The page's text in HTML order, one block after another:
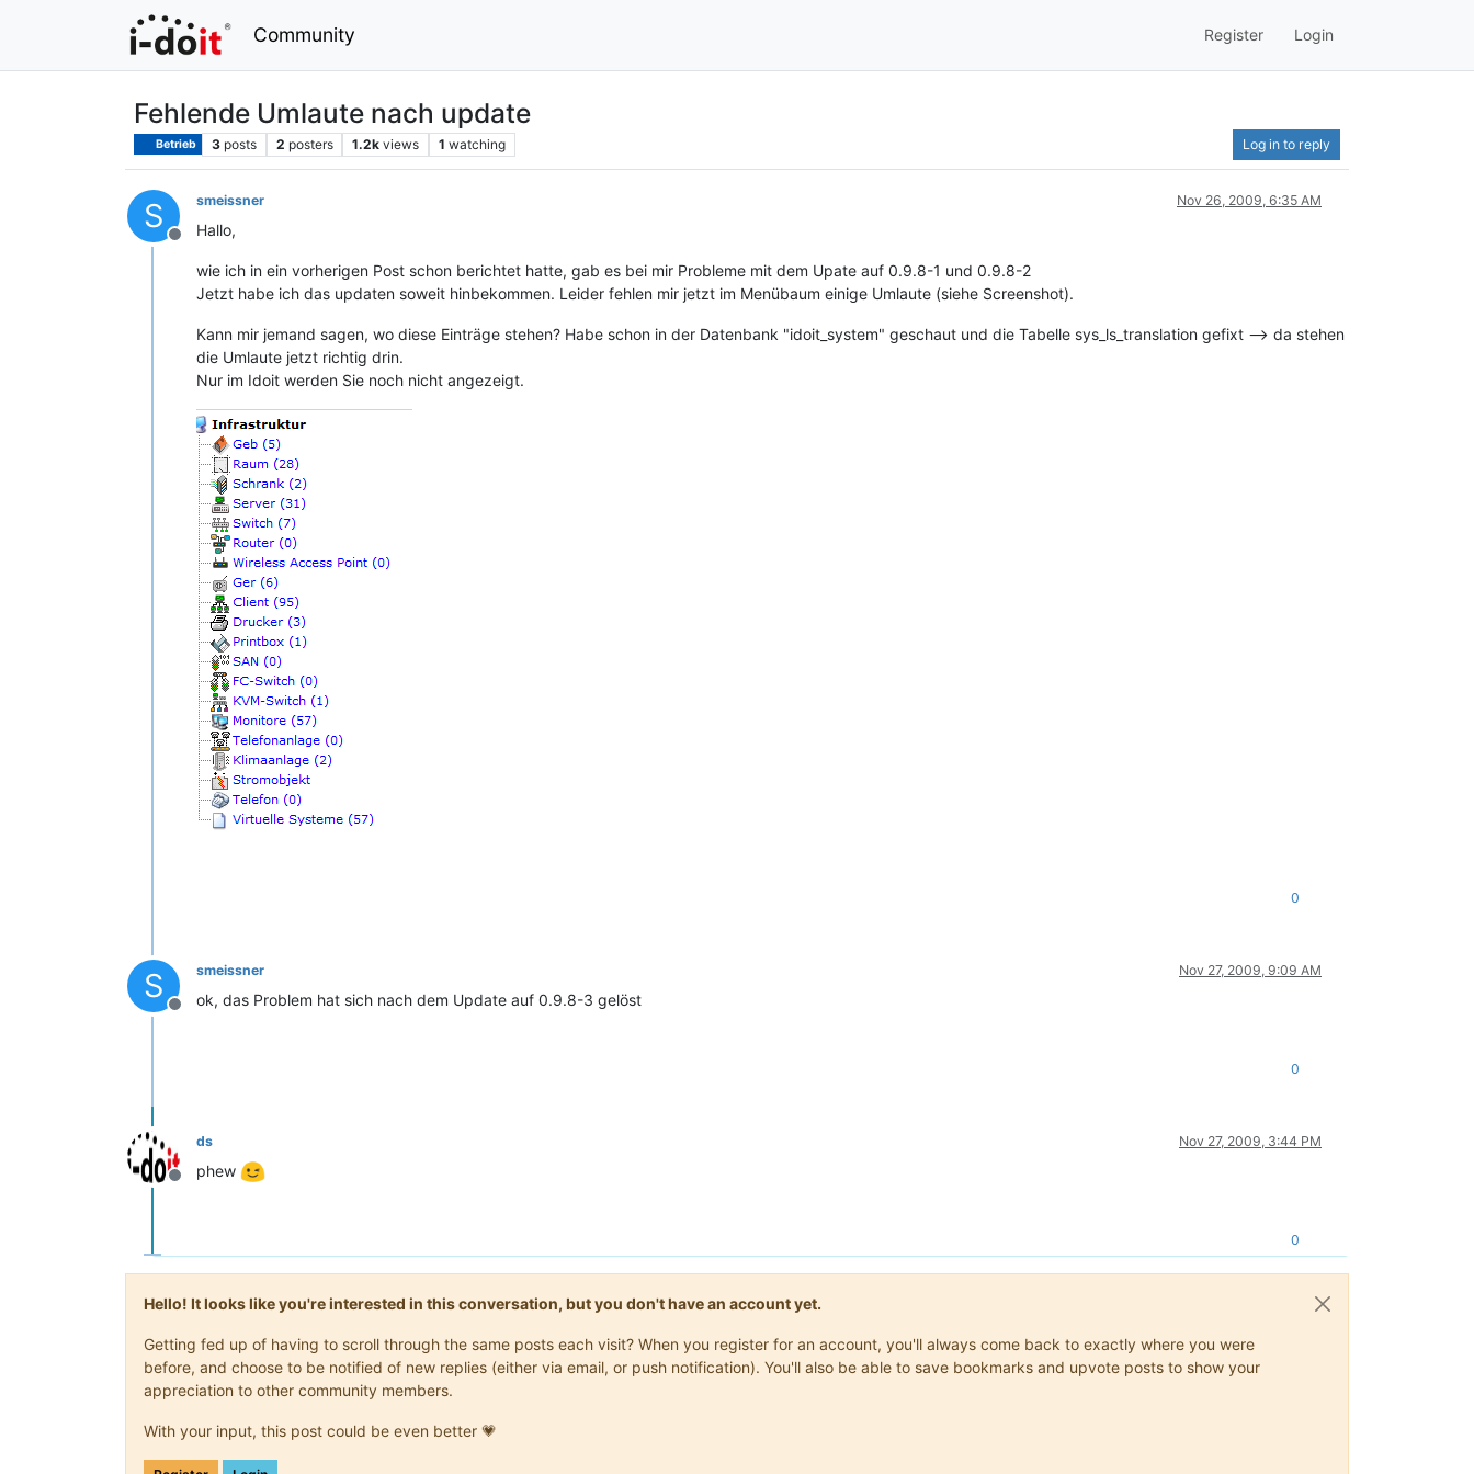
Community Register Login
Fehlende Umlaute nach update
Betrieb 3 posts 2 posters 1.2k views 1 watching Log in to reply
S
Offline
smeissner Nov 26, 2009, 6:35 AM
Hallo,
wie ich in ein vorherigen Post schon berichtet hatte, gab es bei mir Probleme mit dem Upate auf 0.9.8-1 und 0.9.8-2
Jetzt habe ich das updaten soweit hinbekommen. Leider fehlen mir jetzt im Menübaum einige Umlaute (siehe Screenshot).
Kann mir jemand sagen, wo diese Einträge stehen? Habe schon in der Datenbank "idoit_system" geschaut und die Tabelle sys_ls_translation gefixt –> da stehen
die Umlaute jetzt richtig drin.
Nur im Idoit werden Sie noch nicht angezeigt.
0
S
Offline
smeissner Nov 27, 2009, 9:09 AM
ok, das Problem hat sich nach dem Update auf 0.9.8-3 gelöst
0
Offline
ds Nov 27, 2009, 3:44 PM
phew
0
Hello! It looks like you're interested in this conversation, but you don't have an account yet.
Getting fed up of having to scroll through the same posts each visit? When you register for an account, you'll always come back to exactly where you were
before, and choose to be notified of new replies (either via email, or push notification). You'll also be able to save bookmarks and upvote posts to show your
appreciation to other community members.
With your input, this post could be even better 💗